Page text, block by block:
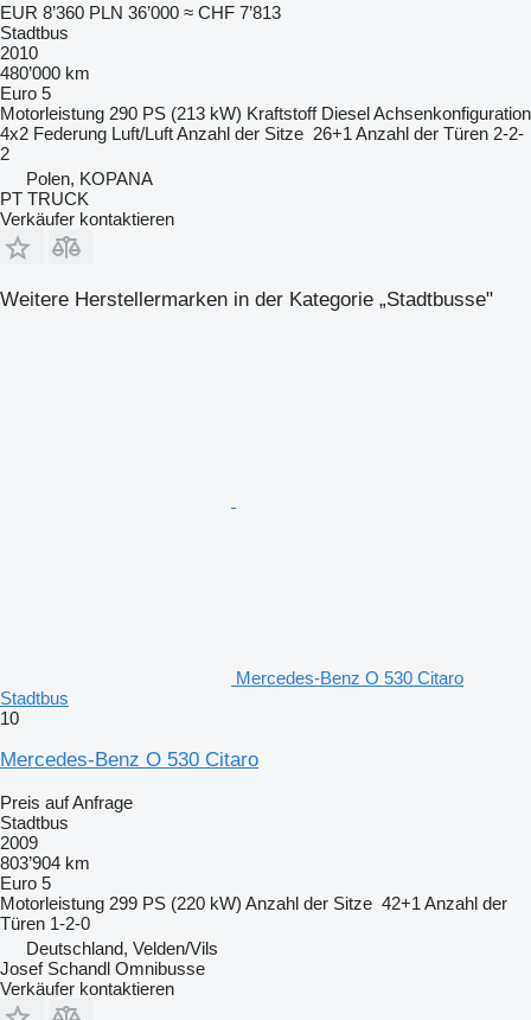
EUR 8’360 PLN 36’000 ≈ CHF 7’813
Stadtbus
2010
480’000 km
Euro 5
Motorleistung 290 PS (213 kW) Kraftstoff DieselAchsenkonfiguration
4x2 Federung Luft/LuftAnzahl der Sitze 26+1 Anzahl der Türen 2-2-
2
Polen, KOPANA
PT TRUCK
Verkäufer kontaktieren
Weitere Herstellermarken in der Kategorie „Stadtbusse"
Mercedes-Benz O 530 Citaro
Stadtbus
10
Mercedes-Benz O 530 Citaro
Preis auf Anfrage
Stadtbus
2009
803’904 km
Euro 5
Motorleistung 299 PS (220 kW) Anzahl der Sitze 42+1 Anzahl der
Türen 1-2-0
Deutschland, Velden/Vils
Josef Schandl Omnibusse
Verkäufer kontaktieren